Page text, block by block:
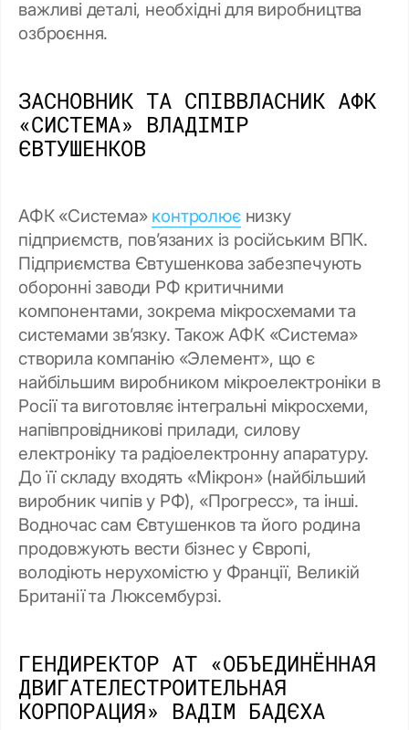
важливі деталі, необхідні для виробництва
озброєння.
ЗАСНОВНИК ТА СПІВВЛАСНИК АФК
«СИСТЕМА» ВЛАДІМІР
ЄВТУШЕНКОВ
АФК «Система» контролюєнизку
підприємств, пов’язаних із російським ВПК.
Підприємства Євтушенкова забезпечують
оборонні заводи РФ критичними
компонентами, зокрема мікросхемами та
системами зв’язку. Також АФК «Система»
створила компанію «Элемент», що є
найбільшим виробником мікроелектроніки в
Росії та виготовляє інтегральні мікросхеми,
напівпровідникові прилади, силову
електроніку та радіоелектронну апаратуру.
До її складу входять «Мікрон» (найбільший
виробник чипів у РФ), «Прогресс», та інші.
Водночас сам Євтушенков та його родина
продовжують вести бізнес у Європі,
володіють нерухомістю у Франції, Великій
Британії та Люксембурзі.
ГЕНДИРЕКТОР АТ «ОБЪЕДИНЁННАЯ
ДВИГАТЕЛЕСТРОИТЕЛЬНАЯ
КОРПОРАЦИЯ» ВАДІМ БАДЄХА